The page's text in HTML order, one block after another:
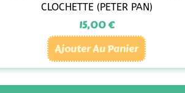
CLOCHETTE (PETER PAN)
15,00€
Ajouter Au Panier